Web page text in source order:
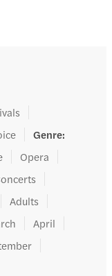
Genre:
Opera
Adults
April